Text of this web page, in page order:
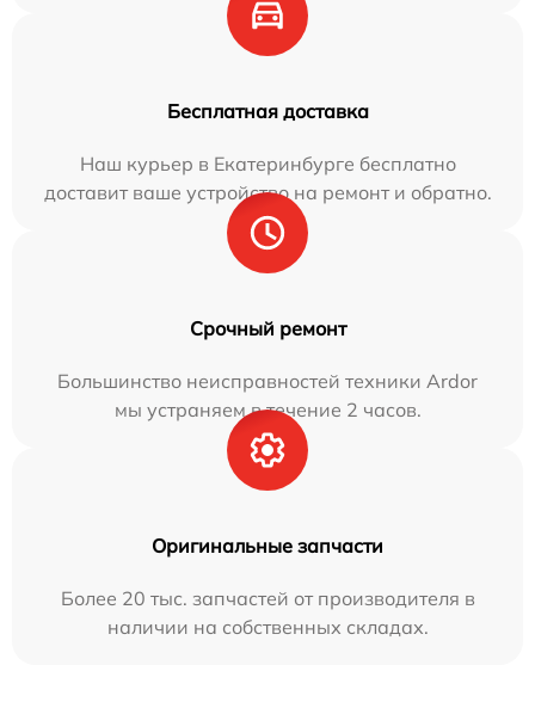
Бесплатная доставка
Наш курьер в Екатеринбурге бесплатно
доставит ваше устройство на ремонт и обратно.
Срочный ремонт
Большинство неисправностей техники Ardor
мы устраняем в течение 2 часов.
Оригинальные запчасти
Более 20 тыс. запчастей от производителя в
наличии на собственных складах.